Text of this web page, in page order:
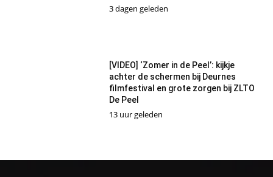
3 dagen geleden
[VIDEO] ‘Zomer in de Peel’: kijkje
achter de schermen bij Deurnes
filmfestival en grote zorgen bij ZLTO
De Peel
13 uur geleden